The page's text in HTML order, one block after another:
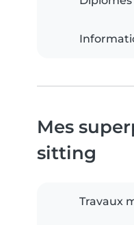
Mes
sitting
Travaux